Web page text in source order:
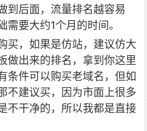
到后面，流量排名越容易
要大约1个月的时间。
买，如果是仿站，建议仿大
做出来的排名，拿到你这里
条件可以购买老域名，但如
不建议买，因为市面上很多
不干净的，所以我都是直接